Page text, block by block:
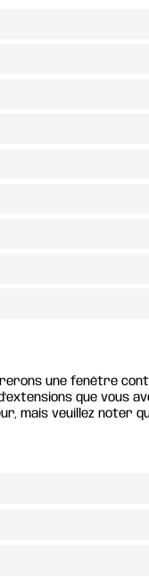
une fenêtre
que vous
mais veuillez